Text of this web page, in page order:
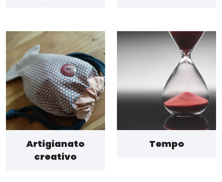
Artigianato
creativo
Tempo